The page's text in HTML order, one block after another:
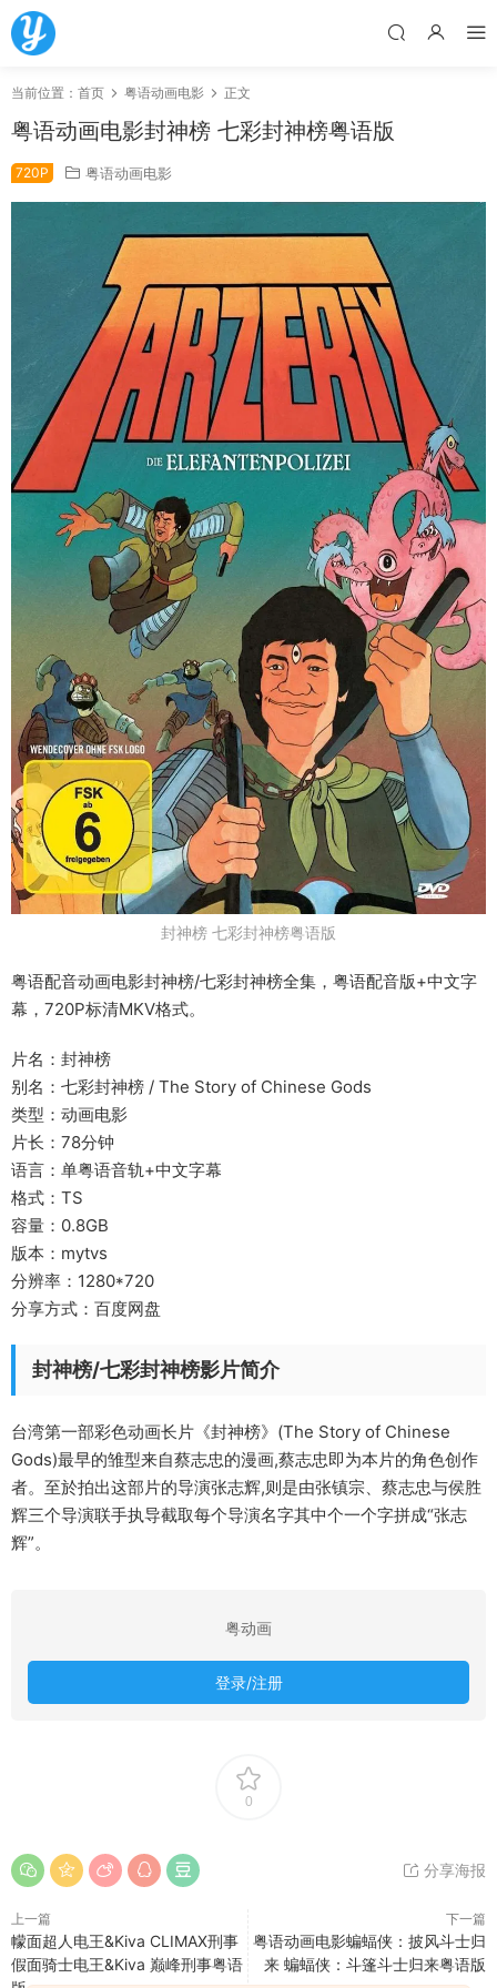
当前位置： 首页 粤语动画电影 正文
粤语动画电影封神榜 七彩封神榜粤语版
720P 粤语动画电影
封神榜 七彩封神榜粤语版
粤语配音动画电影封神榜/七彩封神榜全集，粤语配音版+中文字
幕，720P标清MKV格式。
片名：封神榜
别名：七彩封神榜 / The Story of Chinese Gods
类型：动画电影
片长：78分钟
语言：单粤语音轨+中文字幕
格式：TS
容量：0.8GB
版本：mytvs
分辨率：1280*720
分享方式：百度网盘
封神榜/七彩封神榜影片简介
台湾第一部彩色动画长片《封神榜》(The Story of Chinese
Gods)最早的雏型来自蔡志忠的漫画,蔡志忠即为本片的角色创作
者。至於拍出这部片的导演张志辉,则是由张镇宗、蔡志忠与侯胜
辉三个导演联手执导截取每个导演名字其中个一个字拼成“张志
辉”。
粤动画
登录/注册
0
分享海报
上一篇
幪面超人电王&Kiva CLIMAX刑事
假面骑士电王&Kiva 巅峰刑事粤语
下一篇
粤语动画电影蝙蝠侠：披风斗士归
来 蝙蝠侠：斗篷斗士归来粤语版